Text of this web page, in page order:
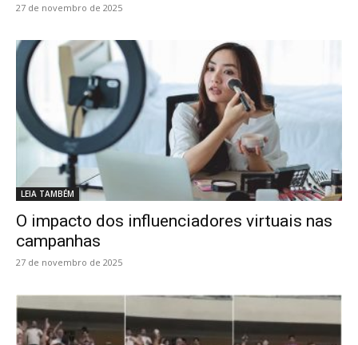
27 de novembro de 2025
LEIA TAMBÉM
O impacto dos influenciadores virtuais nas
campanhas
27 de novembro de 2025